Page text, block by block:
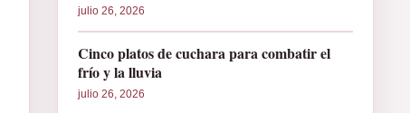
julio 26, 2026
Cinco platos de cuchara para combatir el
frío y la lluvia
julio 26, 2026